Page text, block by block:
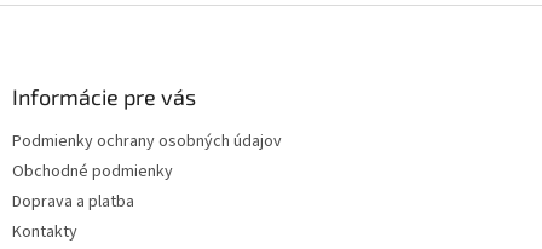
Informácie pre vás
Podmienky ochrany osobných údajov
Obchodné podmienky
Doprava a platba
Kontakty